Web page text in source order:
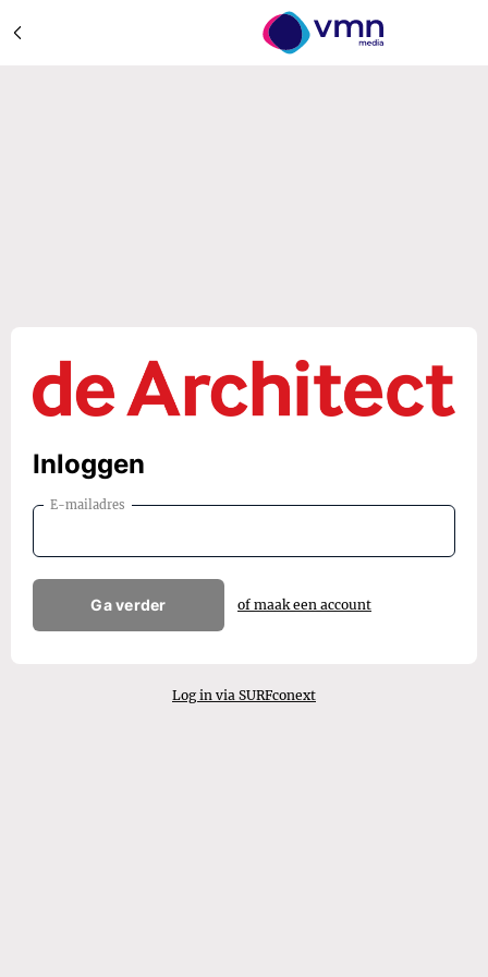
Inloggen
E-mailadres
Ga verder of maak een account
Log in via SURFconext